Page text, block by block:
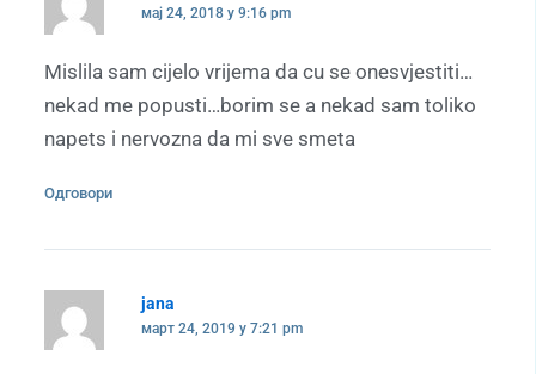
мај 24, 2018 у 9:16 pm
Mislila sam cijelo vrijema da cu se onesvjestiti…
nekad me popusti…borim se a nekad sam toliko
napets i nervozna da mi sve smeta
Одговори
jana
март 24, 2019 у 7:21 pm